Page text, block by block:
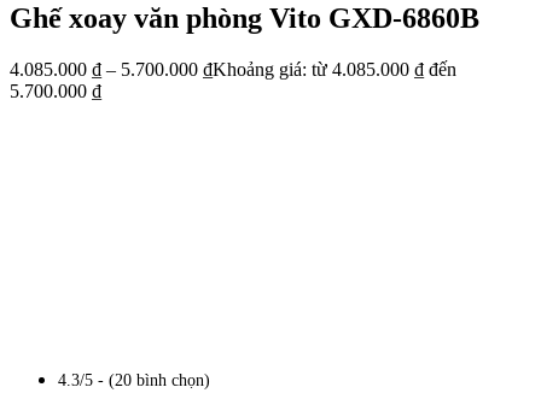
Ghế xoay văn phòng Vito GXD-6860B
4.085.000 ₫ – 5.700.000 ₫Khoảng giá: từ 4.085.000 ₫ đến
5.700.000 ₫
4.3/5 - (20 bình chọn)